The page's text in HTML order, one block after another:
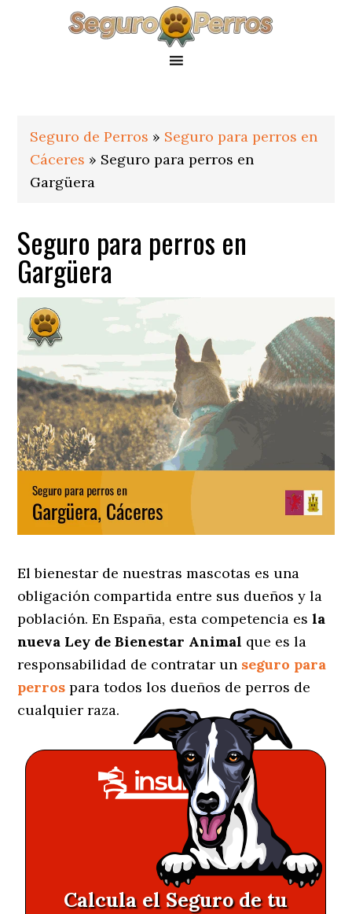
Seguro de Perros » Seguro para perros en
Cáceres » Seguro para perros en
Gargüera
Seguro para perros en
Gargüera
El bienestar de nuestras mascotas es una
obligación compartida entre sus dueños y la
población. En España, esta competencia esla
nueva Ley de Bienestar Animal que es la
responsabilidad de contratar un seguro para
perros para todos los dueños de perros de
cualquier raza.
Calcula el Seguro de tu